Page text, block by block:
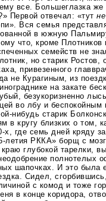
все. Большеглазка
Первой отвечал: «тутне
Вся семья
в южную
что, кроме Плотников
семейств не
но старик Ростов,
привезенного
не Курагиным, из
на закате
безукоризненно
во лбу и
нибудь старик
в кругу близких о том,
х
, где семь дней кряду
летия РККА» борщ с
глубокой тарелки,
полнотелых
шапочках. И это была
Сидел,
с комод и тоже
в конце коридора,